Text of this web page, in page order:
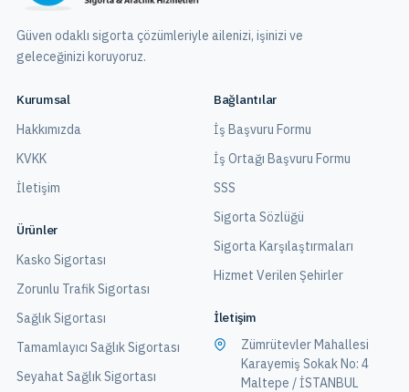
Güven odaklı sigorta çözümleriyle ailenizi, işinizi ve
geleceğinizi koruyoruz.
Kurumsal
Hakkımızda
KVKK
İletişim
Ürünler
Kasko Sigortası
Zorunlu Trafik Sigortası
Sağlık Sigortası
Tamamlayıcı Sağlık Sigortası
Seyahat Sağlık Sigortası
Bağlantılar
İş Başvuru Formu
İş Ortağı Başvuru Formu
SSS
Sigorta Sözlüğü
Sigorta Karşılaştırmaları
Hizmet Verilen Şehirler
İletişim
Zümrütevler Mahallesi
Karayemiş Sokak No: 4
Maltepe / İSTANBUL